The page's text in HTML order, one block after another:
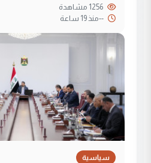
--منذ 19 ساعة
سياسية